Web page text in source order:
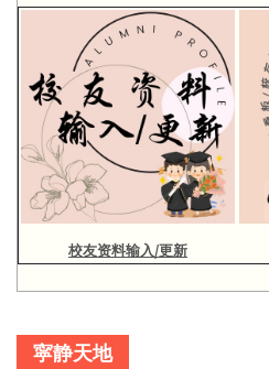
校友资料输入/更新
寜静天地